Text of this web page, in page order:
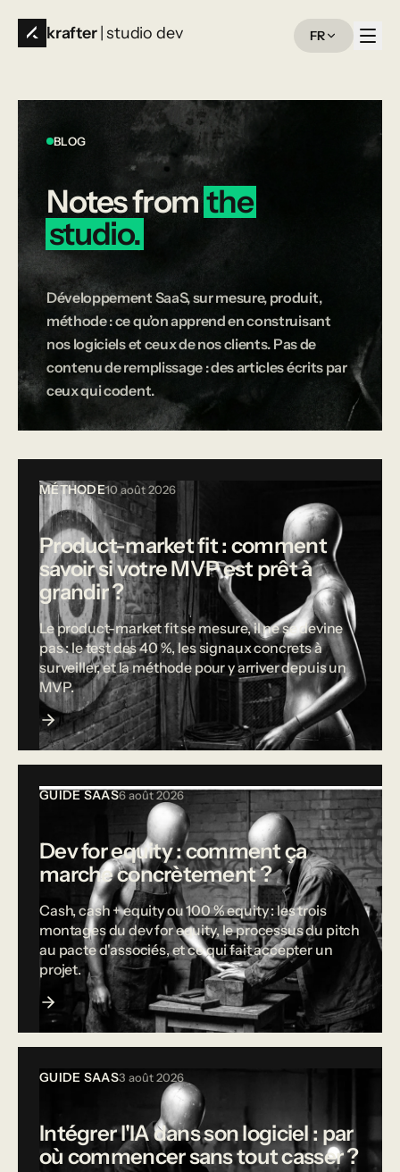
krafter | studio dev FR
BLOG
Notesfrom the
studio.
Développement SaaS, sur mesure, produit,
méthode : ce qu’on apprend en construisant
nos logiciels et ceux de nos clients. Pas de
contenu de remplissage : des articles écrits par
ceux qui codent.
MÉTHODE10 août 2026
Product-market fit : comment
savoir si votre MVP est prêt à
grandir ?
Le product-market fit se mesure, il ne se devine
pas : le test des 40 %, les signaux concrets à
surveiller, et la méthode pour y arriver depuis un
MVP.
GUIDE SAAS6 août 2026
Dev for equity : comment ça
marche concrètement ?
Cash, cash + equity ou 100 % equity : les trois
montages du dev for equity, le processus du pitch
au pacte d'associés, et ce qui fait accepter un
projet.
GUIDE SAAS3 août 2026
Intégrer l'IA dans son logiciel : par
où commencer sans tout casser ?